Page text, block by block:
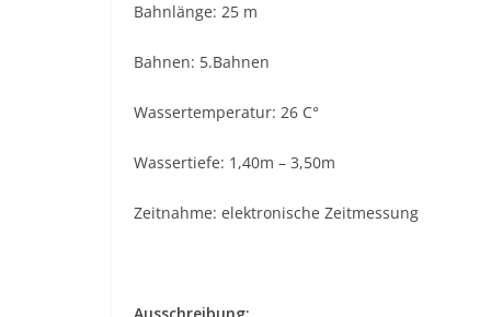
Bahnlänge: 25 m
Bahnen: 5.Bahnen
Wassertemperatur: 26 C°
Wassertiefe: 1,40m – 3,50m
Zeitnahme: elektronische Zeitmessung